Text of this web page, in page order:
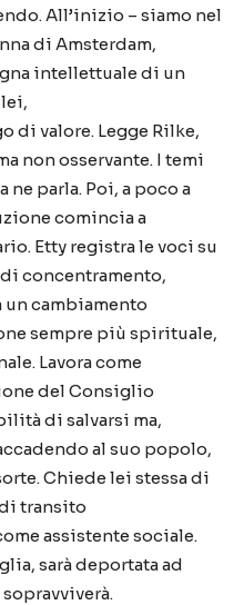
All’inizio – siamo nel
di Amsterdam,
intellettuale di un
di valore. Legge Rilke,
non osservante. I temi
parla. Poi, a poco a
comincia a
Etty registra le voci su
concentramento,
cambiamento
sempre più spirituale,
Lavora come
del Consiglio
àdi salvarsi ma,
al suo popolo,
Chiede lei stessa di
transito
assistente sociale.
saràdeportata ad
à.